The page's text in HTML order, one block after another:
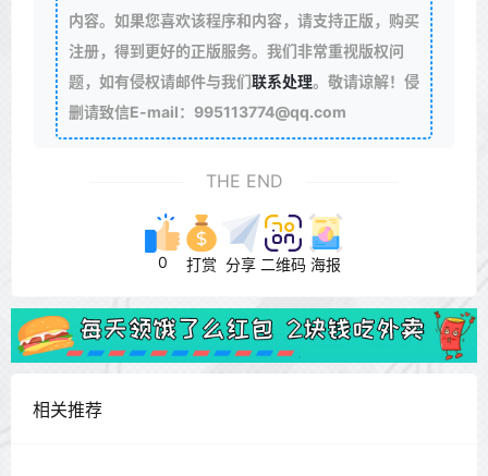
内容。如果您喜欢该程序和内容，请支持正版，购买
注册，得到更好的正版服务。我们非常重视版权问
题，如有侵权请邮件与我们联系处理。敬请谅解！侵
删请致信E-mail：995113774@qq.com
THE END
0 打赏 分享 二维码 海报
相关推荐